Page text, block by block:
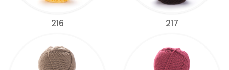
216 217